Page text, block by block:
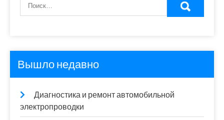
Вышло недавно
Диагностика и ремонт автомобильной
электропроводки